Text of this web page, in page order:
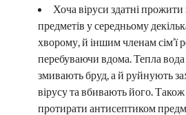
Хоча віруси здатні
предметів у середньому
хворому, й іншим членам сім’ї
перебуваючи вдома. Тепла
змивають бруд, а й руйнують
вірусу та вбивають його.
протирати антисептиком